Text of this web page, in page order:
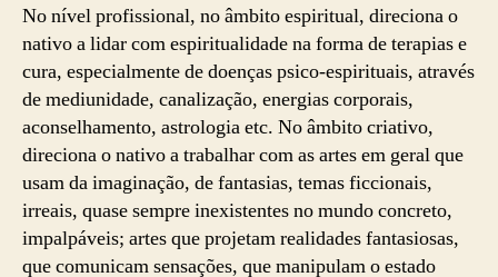
No nível profissional, no âmbito espiritual, direciona o
nativo a lidar com espiritualidade na forma de terapias e
cura, especialmente de doenças psico-espirituais, através
de mediunidade, canalização, energias corporais,
aconselhamento, astrologia etc. No âmbito criativo,
direciona o nativo a trabalhar com as artes em geral que
usam da imaginação, de fantasias, temas ficcionais,
irreais, quase sempre inexistentes no mundo concreto,
impalpáveis; artes que projetam realidades fantasiosas,
que comunicam sensações, que manipulam o estado